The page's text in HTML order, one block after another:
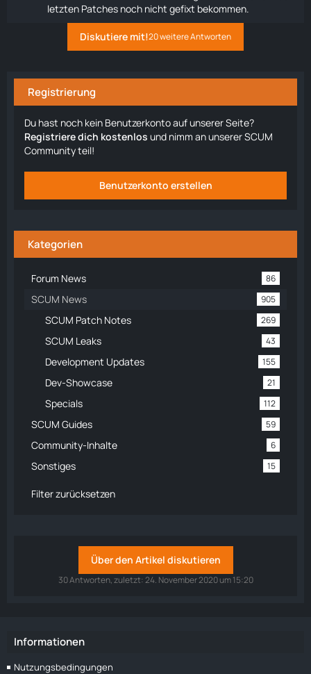
letzten Patches noch nicht gefixt bekommen.
Diskutiere mit!20 weitere Antworten
Registrierung
Du hast noch kein Benutzerkonto auf unserer Seite?
Registriere dich kostenlos und nimm an unserer SCUM
Community teil!
Benutzerkonto erstellen
Kategorien
Forum News 86
SCUM News 905
SCUM Patch Notes 269
SCUM Leaks 43
Development Updates 155
Dev-Showcase 21
Specials 112
SCUM Guides 59
Community-Inhalte 6
Sonstiges 15
Filter zurücksetzen
Über den Artikel diskutieren
30 Antworten, zuletzt:24. November 2020 um 15:20
Informationen
Nutzungsbedingungen